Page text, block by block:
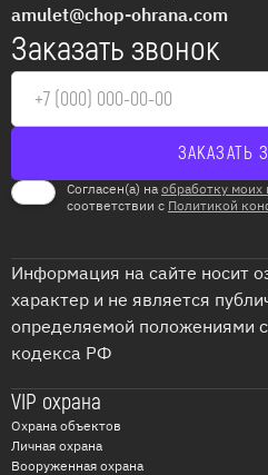
amulet@chop-ohrana.com
Заказать звонок
Согласен(а) на обработку
соответствии с Политикой
Информация на сайте носит
характер и не является
определяемой положениями
кодекса РФ
VIP охрана
Охрана объектов
Личная охрана
Вооруженная охрана